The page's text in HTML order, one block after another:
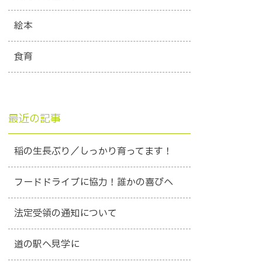
絵本
食育
最近の記事
稲の生長ぶり／しっかり育ってます！
フードドライブに協力！誰かの喜びへ
法定受領の通知について
道の駅へ見学に